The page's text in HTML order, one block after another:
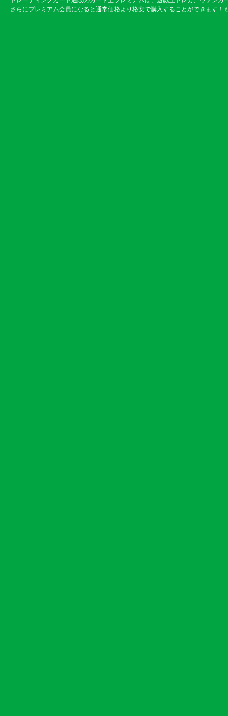
さらにプレミアム会員になると通常価格より格安で購入することができます